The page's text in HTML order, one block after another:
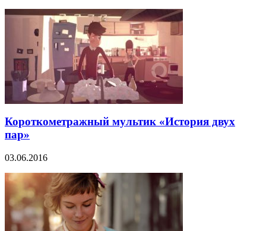
Короткометражный мультик «История двух
пар»
03.06.2016